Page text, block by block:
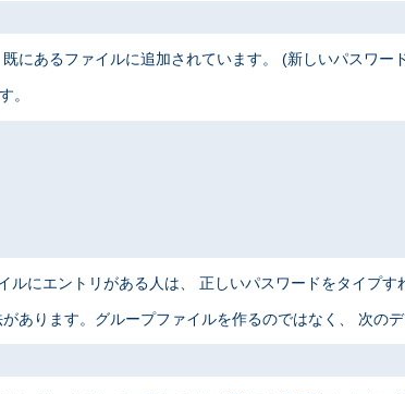
にあるファイルに追加されています。 (新しいパスワー
。
ルにエントリがある人は、 正しいパスワードをタイプす
あります。グループファイルを作るのではなく、 次の